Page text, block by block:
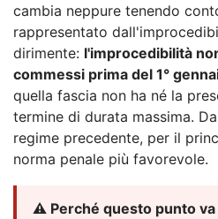
cambia neppure tenendo
rappresentato
dirimente: l'improcedibilità
commessi prima del 1°
quella fascia non ha né la
termine di durata massima.
regime precedente, per il
norma penale più favorevole.
⚠️ Perché questo punto